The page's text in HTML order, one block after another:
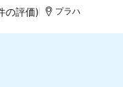
の評価) プラハ